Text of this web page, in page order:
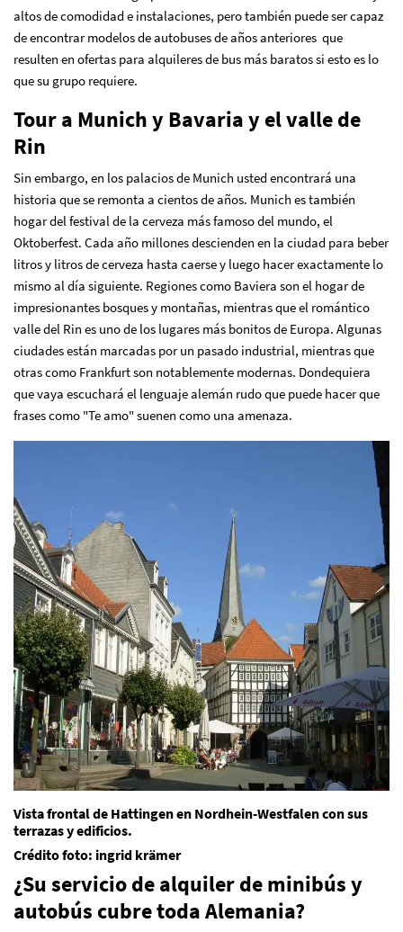
altos de comodidad e instalaciones, pero también puede ser capaz
de encontrar modelos de autobuses de años anteriores que
resulten en ofertas para alquileres de bus más baratos si esto es lo
que su grupo requiere.
Tour a Munich y Bavaria y el valle de
Rin
Sin embargo, en los palacios de Munich usted encontrará una
historia que se remonta a cientos de años. Munich es también
hogar del festival de la cerveza más famoso del mundo, el
Oktoberfest. Cada año millones descienden en la ciudad para beber
litros y litros de cerveza hasta caerse y luego hacer exactamente lo
mismo al día siguiente. Regiones como Baviera son el hogar de
impresionantes bosques y montañas, mientras que el romántico
valle del Rin es uno de los lugares más bonitos de Europa. Algunas
ciudades están marcadas por un pasado industrial, mientras que
otras como Frankfurt son notablemente modernas. Dondequiera
que vaya escuchará el lenguaje alemán rudo que puede hacer que
frases como "Te amo" suenen como una amenaza.
Vista frontal de Hattingen en Nordhein-Westfalen con sus
terrazas y edificios.
Crédito foto: ingrid krämer
¿Su servicio de alquiler de minibús y
autobús cubre toda Alemania?